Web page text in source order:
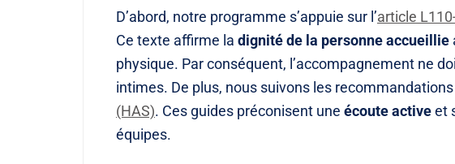
D’abord, notre programme s’appuie sur l’article
Ce texte affirme la dignité de la personne accueillie
physique. Par conséquent, l’accompagnement ne
intimes. De plus, nous suivons les recommandations
(HAS). Ces guides préconisent une écoute activeet
équipes.